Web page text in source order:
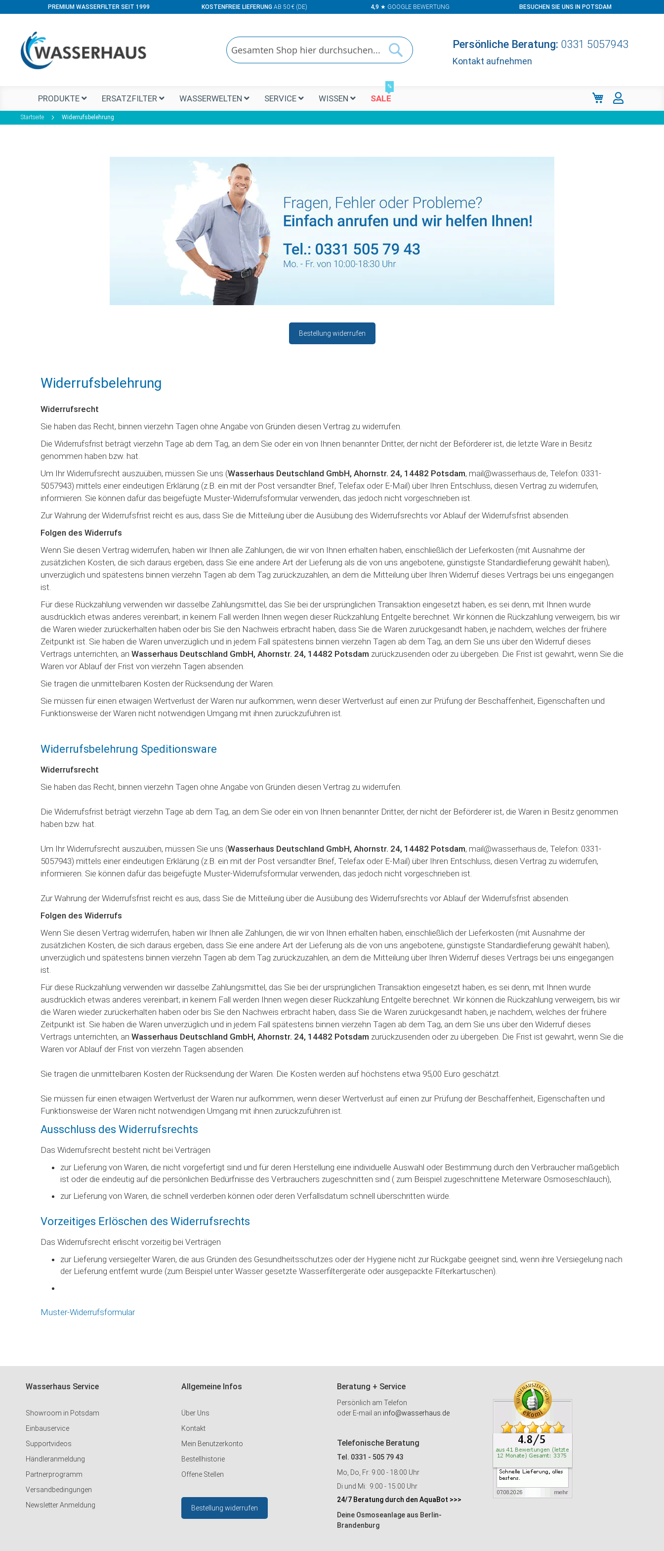
PREMIUM WASSERFILTER SEIT 1999 KOSTENFREIE LIEFERUNGAB 50 € (DE) 4,9 ★ GOOGLE BEWERTUNG BESUCHEN SIE UNS IN POTSDAM
Suchen
Persönliche Beratung: 0331 5057943
Kontakt aufnehmen
PRODUKTE ERSATZFILTER WASSERWELTEN SERVICE WISSEN SALE
%
Mein Warenkorb
Startseite Widerrufsbelehrung
Bestellung widerrufen
Widerrufsbelehrung
Widerrufsrecht
Sie haben das Recht, binnen vierzehn Tagen ohne Angabe von Gründen diesen Vertrag zu widerrufen.
Die Widerrufsfrist beträgt vierzehn Tage ab dem Tag, an dem Sie oder ein von Ihnen benannter Dritter, der nicht der Beförderer ist, die letzte Ware in Besitz
genommen haben bzw. hat.
Um Ihr Widerrufsrecht auszuüben, müssen Sie uns (Wasserhaus Deutschland GmbH, Ahornstr. 24, 14482 Potsdam, mail@wasserhaus.de, Telefon: 0331-
5057943) mittels einer eindeutigen Erklärung (z.B. ein mit der Post versandter Brief, Telefax oder E-Mail) über Ihren Entschluss, diesen Vertrag zu widerrufen,
informieren. Sie können dafür das beigefügte Muster-Widerrufsformular verwenden, das jedoch nicht vorgeschrieben ist.
Zur Wahrung der Widerrufsfrist reicht es aus, dass Sie die Mitteilung über die Ausübung des Widerrufsrechts vor Ablauf der Widerrufsfrist absenden.
Folgen des Widerrufs
Wenn Sie diesen Vertrag widerrufen, haben wir Ihnen alle Zahlungen, die wir von Ihnen erhalten haben, einschließlich der Lieferkosten (mit Ausnahme der
zusätzlichen Kosten, die sich daraus ergeben, dass Sie eine andere Art der Lieferung als die von uns angebotene, günstigste Standardlieferung gewählt haben),
unverzüglich und spätestens binnen vierzehn Tagen ab dem Tag zurückzuzahlen, an dem die Mitteilung über Ihren Widerruf dieses Vertrags bei uns eingegangen
ist.
Für diese Rückzahlung verwenden wir dasselbe Zahlungsmittel, das Sie bei der ursprünglichen Transaktion eingesetzt haben, es sei denn, mit Ihnen wurde
ausdrücklich etwas anderes vereinbart; in keinem Fall werden Ihnen wegen dieser Rückzahlung Entgelte berechnet. Wir können die Rückzahlung verweigern, bis wir
die Waren wieder zurückerhalten haben oder bis Sie den Nachweis erbracht haben, dass Sie die Waren zurückgesandt haben, je nachdem, welches der frühere
Zeitpunkt ist. Sie haben die Waren unverzüglich und in jedem Fall spätestens binnen vierzehn Tagen ab dem Tag, an dem Sie uns über den Widerruf dieses
Vertrags unterrichten, an Wasserhaus Deutschland GmbH, Ahornstr. 24, 14482 Potsdam zurückzusenden oder zu übergeben. Die Frist ist gewahrt, wenn Sie die
Waren vor Ablauf der Frist von vierzehn Tagen absenden.
Sie tragen die unmittelbaren Kosten der Rücksendung der Waren.
Sie müssen für einen etwaigen Wertverlust der Waren nur aufkommen, wenn dieser Wertverlust auf einen zur Prüfung der Beschaffenheit, Eigenschaften und
Funktionsweise der Waren nicht notwendigen Umgang mit ihnen zurückzuführen ist.
Widerrufsbelehrung Speditionsware
Widerrufsrecht
Sie haben das Recht, binnen vierzehn Tagen ohne Angabe von Gründen diesen Vertrag zu widerrufen.
Die Widerrufsfrist beträgt vierzehn Tage ab dem Tag, an dem Sie oder ein von Ihnen benannter Dritter, der nicht der Beförderer ist, die Waren in Besitz genommen
haben bzw. hat.
Um Ihr Widerrufsrecht auszuüben, müssen Sie uns (Wasserhaus Deutschland GmbH, Ahornstr. 24, 14482 Potsdam, mail@wasserhaus.de, Telefon: 0331-
5057943) mittels einer eindeutigen Erklärung (z.B. ein mit der Post versandter Brief, Telefax oder E-Mail) über Ihren Entschluss, diesen Vertrag zu widerrufen,
informieren. Sie können dafür das beigefügte Muster-Widerrufsformular verwenden, das jedoch nicht vorgeschrieben ist.
Zur Wahrung der Widerrufsfrist reicht es aus, dass Sie die Mitteilung über die Ausübung des Widerrufsrechts vor Ablauf der Widerrufsfrist absenden.
Folgen des Widerrufs
Wenn Sie diesen Vertrag widerrufen, haben wir Ihnen alle Zahlungen, die wir von Ihnen erhalten haben, einschließlich der Lieferkosten (mit Ausnahme der
zusätzlichen Kosten, die sich daraus ergeben, dass Sie eine andere Art der Lieferung als die von uns angebotene, günstigste Standardlieferung gewählt haben),
unverzüglich und spätestens binnen vierzehn Tagen ab dem Tag zurückzuzahlen, an dem die Mitteilung über Ihren Widerruf dieses Vertrags bei uns eingegangen
ist.
Für diese Rückzahlung verwenden wir dasselbe Zahlungsmittel, das Sie bei der ursprünglichen Transaktion eingesetzt haben, es sei denn, mit Ihnen wurde
ausdrücklich etwas anderes vereinbart; in keinem Fall werden Ihnen wegen dieser Rückzahlung Entgelte berechnet. Wir können die Rückzahlung verweigern, bis wir
die Waren wieder zurückerhalten haben oder bis Sie den Nachweis erbracht haben, dass Sie die Waren zurückgesandt haben, je nachdem, welches der frühere
Zeitpunkt ist. Sie haben die Waren unverzüglich und in jedem Fall spätestens binnen vierzehn Tagen ab dem Tag, an dem Sie uns über den Widerruf dieses
Vertrags unterrichten, an Wasserhaus Deutschland GmbH, Ahornstr. 24, 14482 Potsdam zurückzusenden oder zu übergeben. Die Frist ist gewahrt, wenn Sie die
Waren vor Ablauf der Frist von vierzehn Tagen absenden.
Sie tragen die unmittelbaren Kosten der Rücksendung der Waren. Die Kosten werden auf höchstens etwa 95,00 Euro geschätzt.
Sie müssen für einen etwaigen Wertverlust der Waren nur aufkommen, wenn dieser Wertverlust auf einen zur Prüfung der Beschaffenheit, Eigenschaften und
Funktionsweise der Waren nicht notwendigen Umgang mit ihnen zurückzuführen ist.
Ausschluss des Widerrufsrechts
Das Widerrufsrecht besteht nicht bei Verträgen
zur Lieferung von Waren, die nicht vorgefertigt sind und für deren Herstellung eine individuelle Auswahl oder Bestimmung durch den Verbraucher maßgeblich
ist oder die eindeutig auf die persönlichen Bedürfnisse des Verbrauchers zugeschnitten sind ( zum Beispiel zugeschnittene Meterware Osmoseschlauch),
zur Lieferung von Waren, die schnell verderben können oder deren Verfallsdatum schnell überschritten würde.
Vorzeitiges Erlöschen des Widerrufsrechts
Das Widerrufsrecht erlischt vorzeitig bei Verträgen
zur Lieferung versiegelter Waren, die aus Gründen des Gesundheitsschutzes oder der Hygiene nicht zur Rückgabe geeignet sind, wenn ihre Versiegelung nach
der Lieferung entfernt wurde (zum Beispiel unter Wasser gesetzte Wasserfiltergeräte oder ausgepackte Filterkartuschen).
Muster-Widerrufsformular
Wasserhaus Service
Showroom in Potsdam
Einbauservice
Supportvideos
Händleranmeldung
Partnerprogramm
Versandbedingungen
Newsletter Anmeldung
Allgemeine Infos
Über Uns
Kontakt
Mein Benutzerkonto
Bestellhistorie
Offene Stellen
Bestellung widerrufen
Beratung + Service
Persönlich am Telefon
oder E-mail an info@wasserhaus.de
Telefonische Beratung
Tel. 0331 - 505 79 43
Mo, Do, Fr: 9:00 - 18:00 Uhr
Di und Mi: 9:00 - 15:00 Uhr
24/7 Beratung durch den AquaBot >>>
Deine Osmoseanlage aus Berlin-
Brandenburg